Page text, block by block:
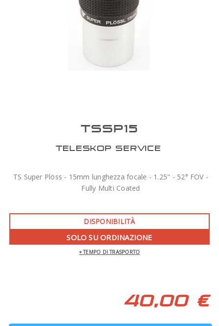
TSSP15
TELESKOP SERVICE
TS Super Plöss - 15mm lunghezza focale - 1.25" - 52° FOV -
Fully Multi Coated
DISPONIBILITÀ
SOLO SU ORDINAZIONE
+ TEMPO DI TRASPORTO
40,00 €